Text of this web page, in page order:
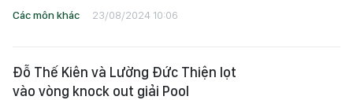
Các môn khác 23/08/2024 10:06
Đỗ Thế Kiên và Lường Đức Thiện lọt
vào vòng knock out giải Pool